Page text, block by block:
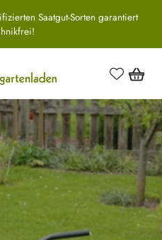
Saatgut-Sorten garantiert